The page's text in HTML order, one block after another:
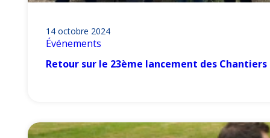
14 octobre 2024
Événements
Retour sur le 23ème lancement des Chantiers